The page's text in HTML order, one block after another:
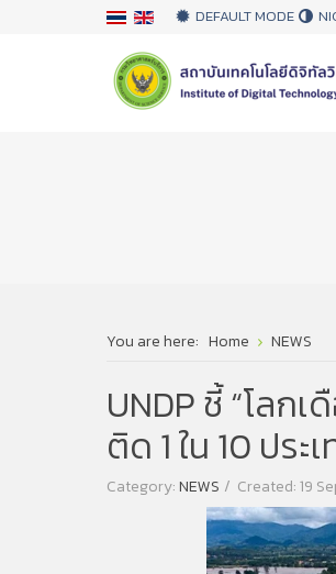
DEFAULT MODE
You are here: Home NEWS
UNDP ชี้ “โลก
ติด 1 ใน 10 ปร
Category:NEWS Created: 19